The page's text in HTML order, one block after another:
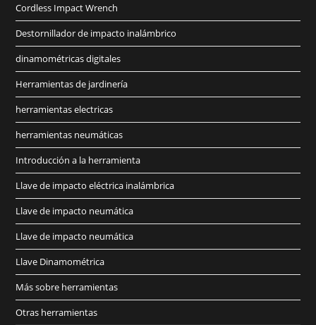
Cordless Impact Wrench
Destornillador de impacto inalámbrico
dinamométricas digitales
Herramientas de jardinería
herramientas electricas
herramientas neumáticas
Introducción a la herramienta
Llave de impacto eléctrica inalámbrica
Llave de impacto neumática
Llave de impacto neumática
Llave Dinamométrica
Más sobre herramientas
Otras herramientas